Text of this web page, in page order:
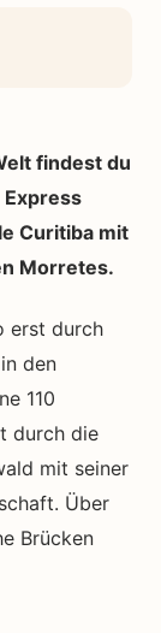
findest du
Express
Curitiba mit
Morretes.
erst durch
den
110
durch die
mit seiner
Über
Brücken